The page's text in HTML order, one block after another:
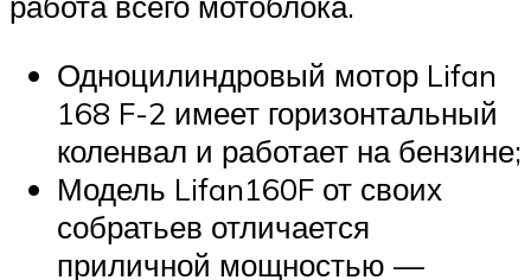
Одноцилиндровый мотор Lifan
168 F-2 имеет горизонтальный
коленвал и работает на бензине;
Модель Lifan160F от своих
собратьев отличается
приличной мощностью —